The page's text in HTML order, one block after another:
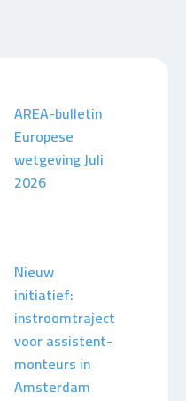
AREA-bulletin
Europese
wetgeving Juli
2026
Nieuw
initiatief:
instroomtraject
voor assistent-
monteurs in
Amsterdam